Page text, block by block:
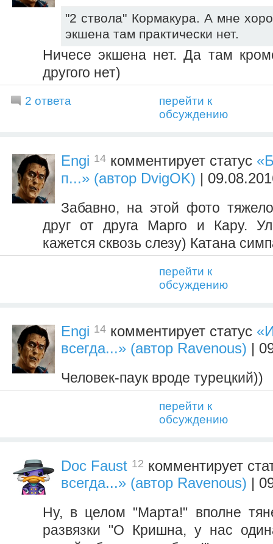
"2 ствола" Кормакура. А мне
экшена там практически нет.
Ничесе экшена нет. Да там
другого нет)
2 ответа
перейти к
обсуждению
Engi 14 комментирует статус
п...» (автор DvigOK) |
Забавно, на этой фото
друг от друга Марго и Кару.
кажется сквозь слезу) Катана
перейти к
обсуждению
Engi 14 комментирует статус
всегда...» (автор Ravenous) |
Человек-паук вроде турецкий))
перейти к
обсуждению
Doc Faust 12 комментирует
всегда...» (автор Ravenous) |
Ну, в целом "Марта!" вполне
развязки "О Кришна, у нас